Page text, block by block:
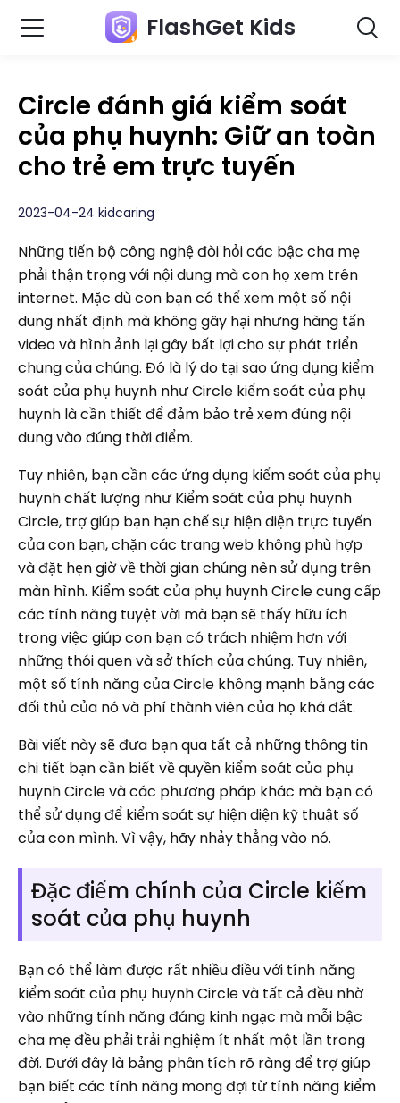
FlashGet Kids
Circle đánh giá kiểm soát
của phụ huynh: Giữ an toàn
cho trẻ em trực tuyến
2023-04-24 kidcaring
Những tiến bộ công nghệ đòi hỏi các bậc cha mẹ
phải thận trọng với nội dung mà con họ xem trên
internet. Mặc dù con bạn có thể xem một số nội
dung nhất định mà không gây hại nhưng hàng tấn
video và hình ảnh lại gây bất lợi cho sự phát triển
chung của chúng. Đó là lý do tại sao ứng dụng kiểm
soát của phụ huynh như Circle kiểm soát của phụ
huynh là cần thiết để đảm bảo trẻ xem đúng nội
dung vào đúng thời điểm.
Tuy nhiên, bạn cần các ứng dụng kiểm soát của phụ
huynh chất lượng như Kiểm soát của phụ huynh
Circle, trợ giúp bạn hạn chế sự hiện diện trực tuyến
của con bạn, chặn các trang web không phù hợp
và đặt hẹn giờ về thời gian chúng nên sử dụng trên
màn hình. Kiểm soát của phụ huynh Circle cung cấp
các tính năng tuyệt vời mà bạn sẽ thấy hữu ích
trong việc giúp con bạn có trách nhiệm hơn với
những thói quen và sở thích của chúng. Tuy nhiên,
một số tính năng của Circle không mạnh bằng các
đối thủ của nó và phí thành viên của họ khá đắt.
Bài viết này sẽ đưa bạn qua tất cả những thông tin
chi tiết bạn cần biết về quyền kiểm soát của phụ
huynh Circle và các phương pháp khác mà bạn có
thể sử dụng để kiểm soát sự hiện diện kỹ thuật số
của con mình. Vì vậy, hãy nhảy thẳng vào nó.
Đặc điểm chính của Circle kiểm
soát của phụ huynh
Bạn có thể làm được rất nhiều điều với tính năng
kiểm soát của phụ huynh Circle và tất cả đều nhờ
vào những tính năng đáng kinh ngạc mà mỗi bậc
cha mẹ đều phải trải nghiệm ít nhất một lần trong
đời. Dưới đây là bảng phân tích rõ ràng để trợ giúp
bạn biết các tính năng mong đợi từ tính năng kiểm